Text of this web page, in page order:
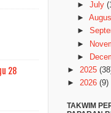
28
► July
►
►
►
►
► 2025
► 2026 (9)
TAKWIM